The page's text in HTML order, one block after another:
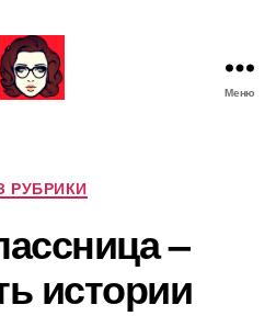
М
а
т
ь
Меню
Р
у
б
р
к
РУБРИКИ
–
истории